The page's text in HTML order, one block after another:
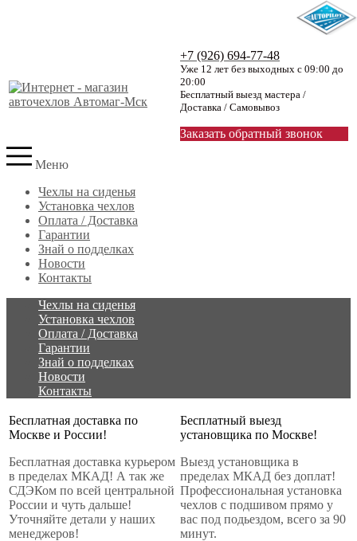
+7 (926) 694-77-48
Уже 12 лет без выходных с 09:00 до
20:00
Бесплатный выезд мастера /
Доставка / Самовывоз
Заказать обратный звонок
Меню
Чехлы на сиденья
Установка чехлов
Оплата / Доставка
Гарантии
Знай о подделках
Новости
Контакты
Чехлы на сиденья
Установка чехлов
Оплата / Доставка
Гарантии
Знай о подделках
Новости
Контакты
Бесплатная доставка по
Москве и России!
Бесплатная доставка курьером
в пределах МКАД! А так же
СДЭКом по всей центральной
России и чуть дальше!
Уточняйте детали у наших
менеджеров!
Бесплатный выезд
установщика по Москве!
Выезд установщика в
пределах МКАД без доплат!
Профессиональная установка
чехлов с подшивом прямо у
вас под подьездом, всего за 90
минут.